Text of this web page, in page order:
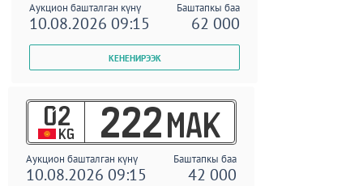
Аукцион башталган күнү Баштапкы баа
10.08.2026 09:15 62 000
02
KG 222 MAK
Аукцион башталган күнү Баштапкы баа
10.08.2026 09:15 42 000